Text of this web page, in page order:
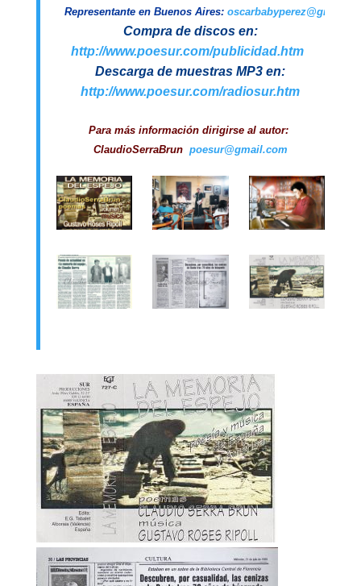
Representante en Buenos Aires:
Compra de discos en:
http://www.poesur.com/publicidad.htm
http://www.poesur.com/radiosur.htm
ClaudioSerraBrun poesur@gmail.com